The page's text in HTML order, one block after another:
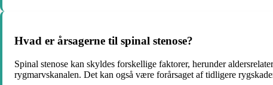
Hvad er årsagerne til spinal stenose?
Spinal stenose kan skyldes forskellige faktorer, herunder
rygmarvskanalen. Det kan også være forårsaget af tidligere